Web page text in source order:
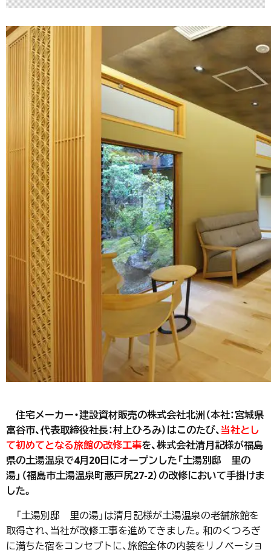
住宅メーカー・建設資材販売の株式会社北洲（本社：宮城県
富谷市、代表取締役社長：村上ひろみ）はこのたび、当社とし
て初めてとなる旅館の改修工事を、株式会社清月記様が福島
県の土湯温泉で4月20日にオープンした「土湯別邸 里の
湯」（福島市土湯温泉町悪戸尻27-2）の改修において手掛けま
した。
「土湯別邸 里の湯」は清月記様が土湯温泉の老舗旅館を
取得され、当社が改修工事を進めてきました。和のくつろぎ
に満ちた宿をコンセプトに、旅館全体の内装をリノベーショ